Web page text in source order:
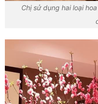
Chị sử dụng hai loại